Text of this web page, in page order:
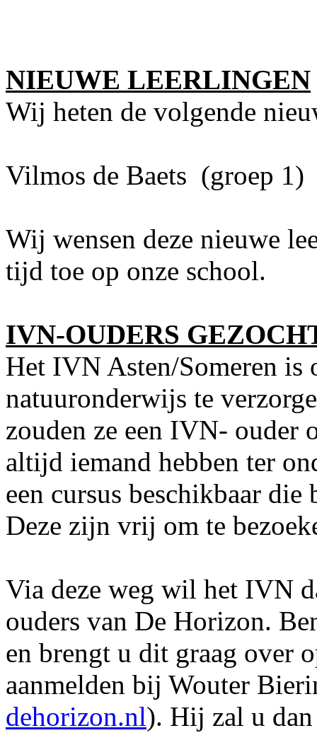
NIEUWE LEERLINGEN
Wij heten de volgende
Vilmos de Baets (groep 1)
Wij wensen deze nieuwe
tijd toe op onze school.
IVN-OUDERS
Het IVN Asten/Someren is
natuuronderwijs te
zouden ze een IVN- ouder
altijd iemand hebben ter
een cursus beschikbaar
Deze zijn vrij om te
Via deze weg wil het IVN
ouders van De Horizon.
en brengt u dit graag over
aanmelden bij Wouter
dehorizon.nl). Hij zal u